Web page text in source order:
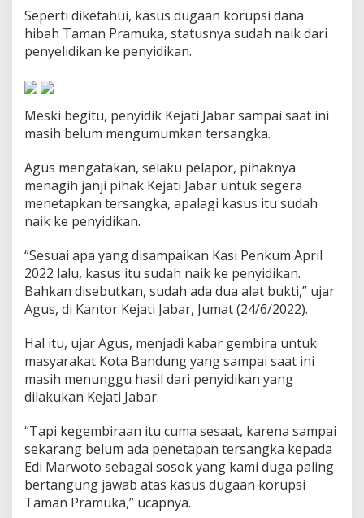
s
u
s
n
P
a
m
k
a
Seperti diketahui, kasus dugaan korupsi dana
hibah Taman Pramuka, statusnya sudah naik dari
penyelidikan ke penyidikan.
Meski begitu, penyidik Kejati Jabar sampai saat ini
masih belum mengumumkan tersangka.
Agus mengatakan, selaku pelapor, pihaknya
menagih janji pihak Kejati Jabar untuk segera
menetapkan tersangka, apalagi kasus itu sudah
naik ke penyidikan.
“Sesuai apa yang disampaikan Kasi Penkum April
2022 lalu, kasus itu sudah naik ke penyidikan.
Bahkan disebutkan, sudah ada dua alat bukti,” ujar
Agus, di Kantor Kejati Jabar, Jumat (24/6/2022).
Hal itu, ujar Agus, menjadi kabar gembira untuk
masyarakat Kota Bandung yang sampai saat ini
masih menunggu hasil dari penyidikan yang
dilakukan Kejati Jabar.
“Tapi kegembiraan itu cuma sesaat, karena sampai
sekarang belum ada penetapan tersangka kepada
Edi Marwoto sebagai sosok yang kami duga paling
bertangung jawab atas kasus dugaan korupsi
Taman Pramuka,” ucapnya.